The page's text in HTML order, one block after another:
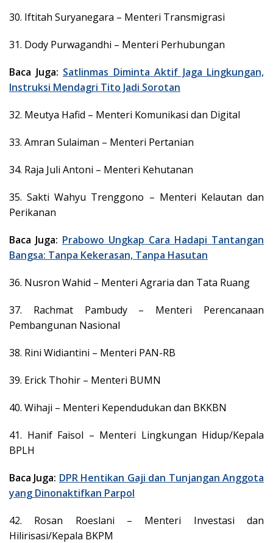
30. Iftitah Suryanegara – Menteri Transmigrasi
31. Dody Purwagandhi – Menteri Perhubungan
Baca Juga: Satlinmas Diminta Aktif Jaga Lingkungan,
Instruksi Mendagri Tito Jadi Sorotan
32. Meutya Hafid – Menteri Komunikasi dan Digital
33. Amran Sulaiman – Menteri Pertanian
34. Raja Juli Antoni – Menteri Kehutanan
35. Sakti Wahyu Trenggono – Menteri Kelautan dan
Perikanan
Baca Juga: Prabowo Ungkap Cara Hadapi Tantangan
Bangsa: Tanpa Kekerasan, Tanpa Hasutan
36. Nusron Wahid – Menteri Agraria dan Tata Ruang
37. Rachmat Pambudy – Menteri Perencanaan
Pembangunan Nasional
38. Rini Widiantini – Menteri PAN-RB
39. Erick Thohir – Menteri BUMN
40. Wihaji – Menteri Kependudukan dan BKKBN
41. Hanif Faisol – Menteri Lingkungan Hidup/Kepala
BPLH
Baca Juga: DPR Hentikan Gaji dan Tunjangan Anggota
yang Dinonaktifkan Parpol
42. Rosan Roeslani – Menteri Investasi dan
Hilirisasi/Kepala BKPM